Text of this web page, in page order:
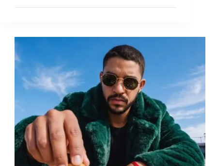
los.